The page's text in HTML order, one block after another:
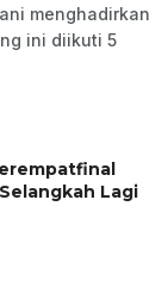
menghadirkan
ini diikuti 5
Lagi